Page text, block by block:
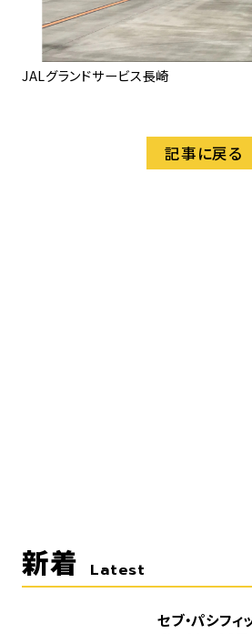
JALグランドサービス長崎
記事に戻る
新着 Latest
セブ・パシフィ